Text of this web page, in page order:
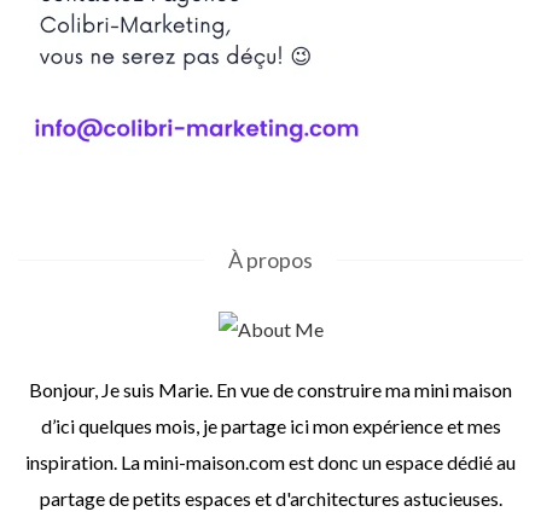
À propos
Bonjour, Je suis Marie. En vue de construire ma mini maison
d’ici quelques mois, je partage ici mon expérience et mes
inspiration. La mini-maison.com est donc un espace dédié au
partage de petits espaces et d'architectures astucieuses.